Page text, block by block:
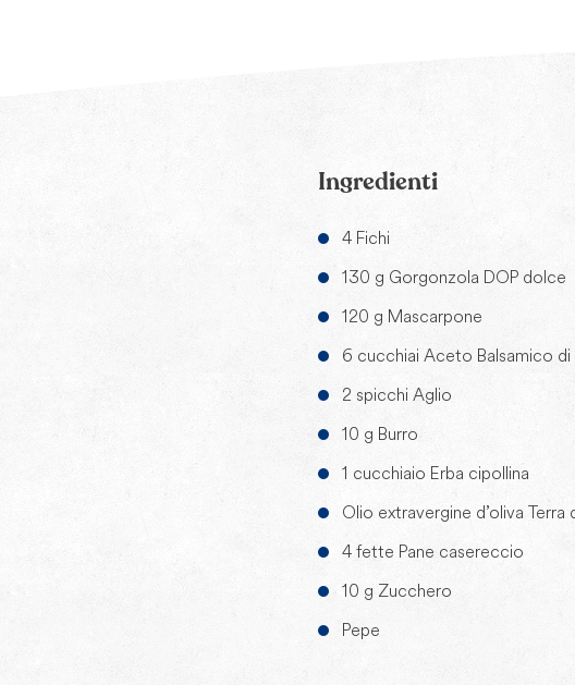
Ingredienti
4 Fichi
130 g Gorgonzola DOP dolce
120 g Mascarpone
6 cucchiai Aceto Balsamico di
2 spicchi Aglio
10 g Burro
1 cucchiaio Erba cipollina
Olio extravergine d’oliva Terra
4 fette Pane casereccio
10 g Zucchero
Pepe